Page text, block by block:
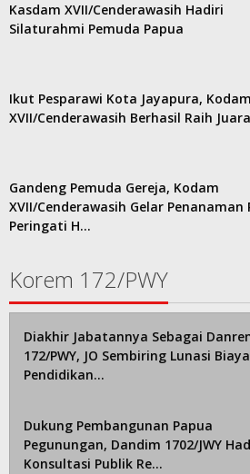
Kasdam XVII/Cenderawasih Hadiri
Silaturahmi Pemuda Papua
Ikut Pesparawi Kota Jayapura, Kodam
XVII/Cenderawasih Berhasil Raih
Gandeng Pemuda Gereja, Kodam
XVII/Cenderawasih Gelar Penanaman
Peringati H…
Korem 172/PWY
Diakhir Jabatannya Sebagai
172/PWY, JO Sembiring Lunasi
Pendidikan…
Dukung Pembangunan Papua
Pegunungan, Dandim 1702/JWY
Konsultasi Publik Re…